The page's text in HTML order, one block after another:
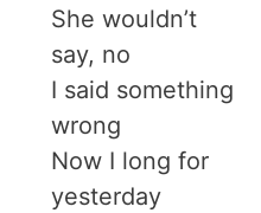
She wouldn’t
say, no
I said something
wrong
Now I long for
yesterday